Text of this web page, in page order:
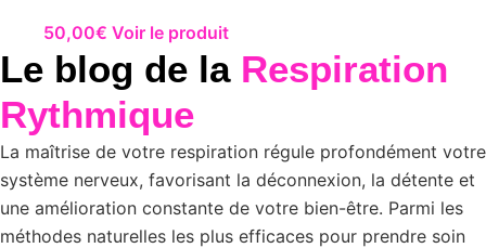
50,00€ Voir le produit
Le blog de la Respiration
Rythmique
La maîtrise de votre respiration régule profondément votre
système nerveux, favorisant la déconnexion, la détente et
une amélioration constante de votre bien-être. Parmi les
méthodes naturelles les plus efficaces pour prendre soin